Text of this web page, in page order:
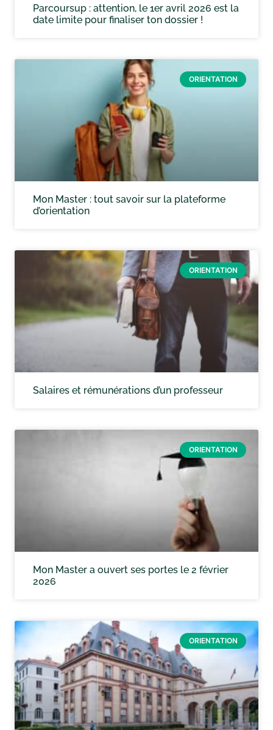
Parcoursup : attention, le 1er avril 2026 est la
date limite pour finaliser ton dossier !
ORIENTATION
Mon Master : tout savoir sur la plateforme
d’orientation
ORIENTATION
Salaires et rémunérations d’un professeur
ORIENTATION
Mon Master a ouvert ses portes le 2 février
2026
ORIENTATION